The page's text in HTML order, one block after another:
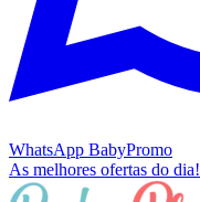
WhatsApp BabyPromo
As melhores ofertas do dia!